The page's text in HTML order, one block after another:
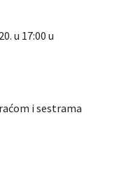
u 17:00 u
i sestrama